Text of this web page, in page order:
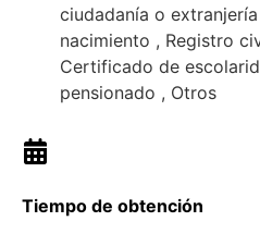
ciudadanía o
nacimiento , Registro
Certificado de
pensionado , Otros
Tiempo de obtención